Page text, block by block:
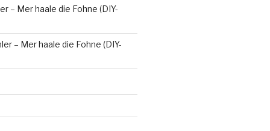
– Mer haale die Fohne (DIY-
– Mer haale die Fohne (DIY-